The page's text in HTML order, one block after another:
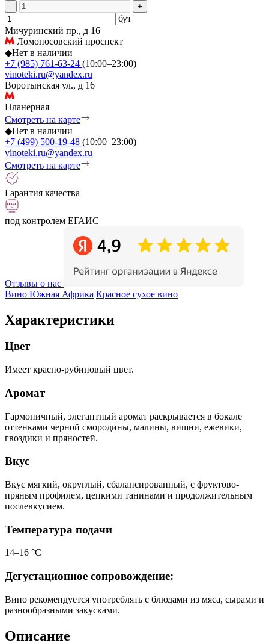
- +
бут
Мичуринский пр., д 16
Ломоносовский проспект
◆Нет в наличии
+7 (985) 761-63-24 (10:00–23:00)
vinoteki.ru@yandex.ru
Воротынская ул., д 16
Планерная
Смотреть на карте
◆Нет в наличии
+7 (499) 500-19-48 (10:00–23:00)
vinoteki.ru@yandex.ru
Смотреть на карте
Гарантия качества
под контролем ЕГАИС
Отзывы о нас
Вино Южная Африка Красное сухое вино
Характеристики
Цвет
Имеет красно-рубиновый цвет.
Аромат
Гармоничный, элегантный аромат раскрывается в бокале
оттенками черной смородины, малины, вишни, ежевики,
гвоздики и пряностей.
Вкус
Вкус мягкий, округлый, сбалансированный, с фруктово-
пряным профилем, цепкими танинами и продолжительным
послевкусием.
Температура подачи
14–16 °С
Дегустационное сопровождение:
Вино рекомендуется употреблять с блюдами из мяса, сырами и
разнообразными закусками.
Описание